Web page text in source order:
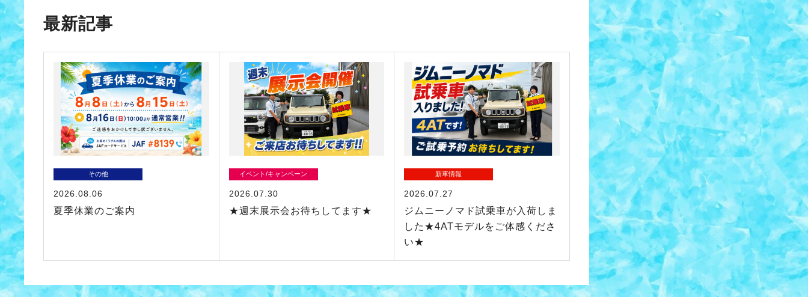
最新記事
その他
2026.08.06
夏季休業のご案内
イベント/キャンペーン
2026.07.30
★週末展示会お待ちしてます★
新車情報
2026.07.27
ジムニーノマド試乗車が入荷しま
した★4ATモデルをご体感くださ
い★